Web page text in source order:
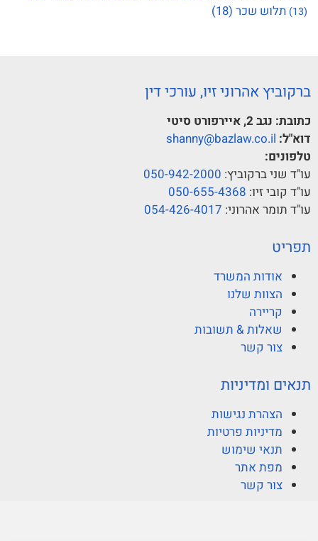
(13)
תלוש שכר (18)
ברקוביץ אהרוני זיו, עורכי דין
כתובת: נגב 2, איירפורט סיטי
דוא"ל: shanny@bazlaw.co.il
טלפונים:
עו"ד שני ברקוביץ: 050-942-2000
עו"ד קובי זיו: 050-655-4368
עו"ד תומר אהרוני: 054-426-4017
תפריט
אודות המשרד
הצוות שלנו
קריירה
שאלות & תשובות
צור קשר
תנאים ומדיניות
הצהרת נגישות
מדיניות פרטיות
תנאי שימוש
מפת אתר
צור קשר